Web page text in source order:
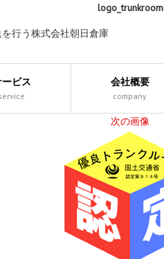
行う株式会社朝日倉庫
ビス 会社概要
company
次の画像
logo_trunkroom